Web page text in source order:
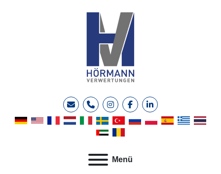
E-MailTelefoninstagramfacebooklinkedin
Menü